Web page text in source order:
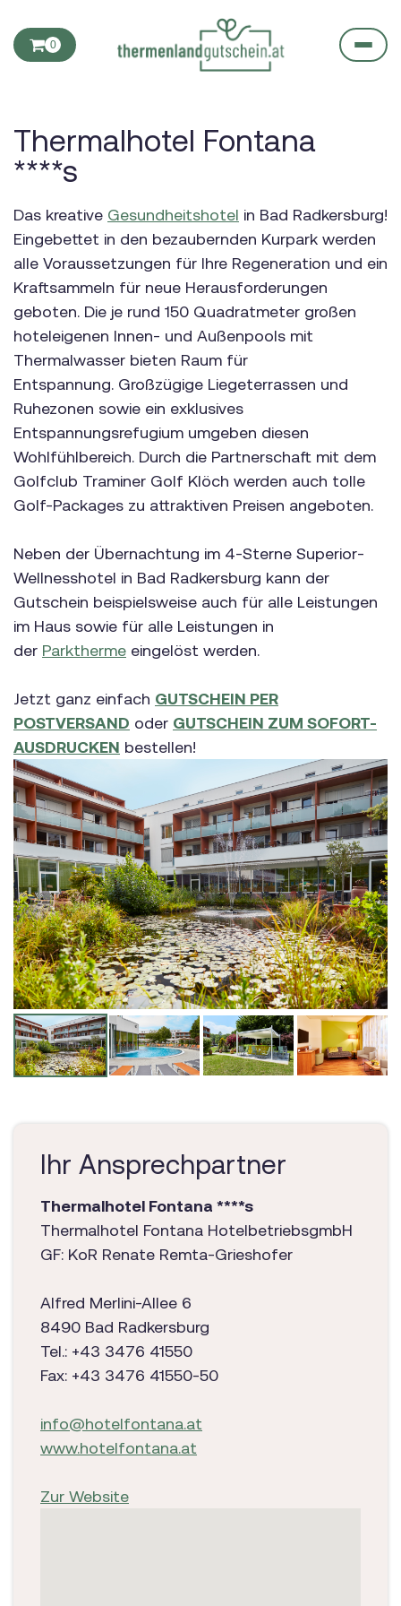
0
Thermalhotel Fontana
****s
Das kreative Gesundheitshotel in Bad Radkersburg!
Eingebettet in den bezaubernden Kurpark werden
alle Voraussetzungen für Ihre Regeneration und ein
Kraftsammeln für neue Herausforderungen
geboten. Die je rund 150 Quadratmeter großen
hoteleigenen Innen- und Außenpools mit
Thermalwasser bieten Raum für
Entspannung. Großzügige Liegeterrassen und
Ruhezonen sowie ein exklusives
Entspannungsrefugium umgeben diesen
Wohlfühlbereich. Durch die Partnerschaft mit dem
Golfclub Traminer Golf Klöch werden auch tolle
Golf-Packages zu attraktiven Preisen angeboten.
Neben der Übernachtung im 4-Sterne Superior-
Wellnesshotel in Bad Radkersburg kann der
Gutschein beispielsweise auch für alle Leistungen
im Haus sowie für alle Leistungen in
der Parktherme eingelöst werden.
Jetzt ganz einfach GUTSCHEIN PER
POSTVERSAND oder GUTSCHEIN ZUM SOFORT-
AUSDRUCKEN bestellen!
Ihr Ansprechpartner
Thermalhotel Fontana ****s
Thermalhotel Fontana HotelbetriebsgmbH
GF: KoR Renate Remta-Grieshofer
Alfred Merlini-Allee 6
​8490 Bad Radkersburg
Tel.: +43 3476 41550
Fax: +43 3476 41550-50
info@hotelfontana.at
www.hotelfontana.at
Zur Website